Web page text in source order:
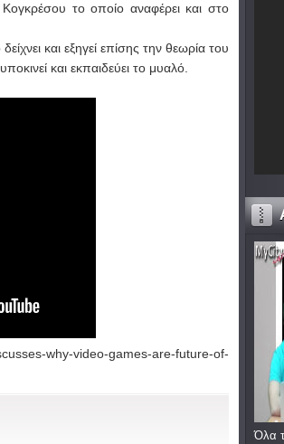
το οποίο αναφέρει και στο
και εξηγεί επίσης την θεωρία του
και εκπαιδεύει το μυαλό.
why-video-games-are-future-of-
Όλα